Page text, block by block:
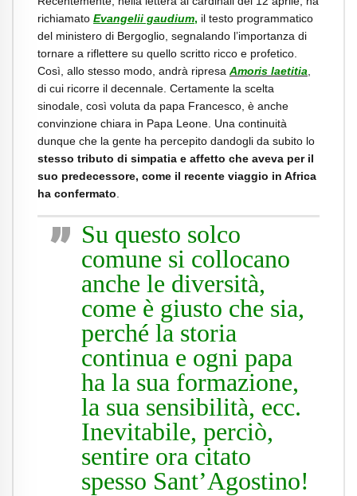
richiamato Evangelii gaudium, il testo programmatico
del ministero di Bergoglio, segnalando l’importanza di
tornare a riflettere su quello scritto ricco e profetico.
Così, allo stesso modo, andrà ripresa Amoris laetitia,
di cui ricorre il decennale. Certamente la scelta
sinodale, così voluta da papa Francesco, è anche
convinzione chiara in Papa Leone. Una continuità
dunque che la gente ha percepito dandogli da subito lo
stesso tributo di simpatia e affetto che aveva per il
suo predecessore, come il recente viaggio in Africa
ha confermato.
Su questo solco
comune si collocano
anche le diversità,
come è giusto che sia,
perché la storia
continua e ogni papa
ha la sua formazione,
la sua sensibilità, ecc.
Inevitabile, perciò,
sentire ora citato
spesso Sant’Agostino!